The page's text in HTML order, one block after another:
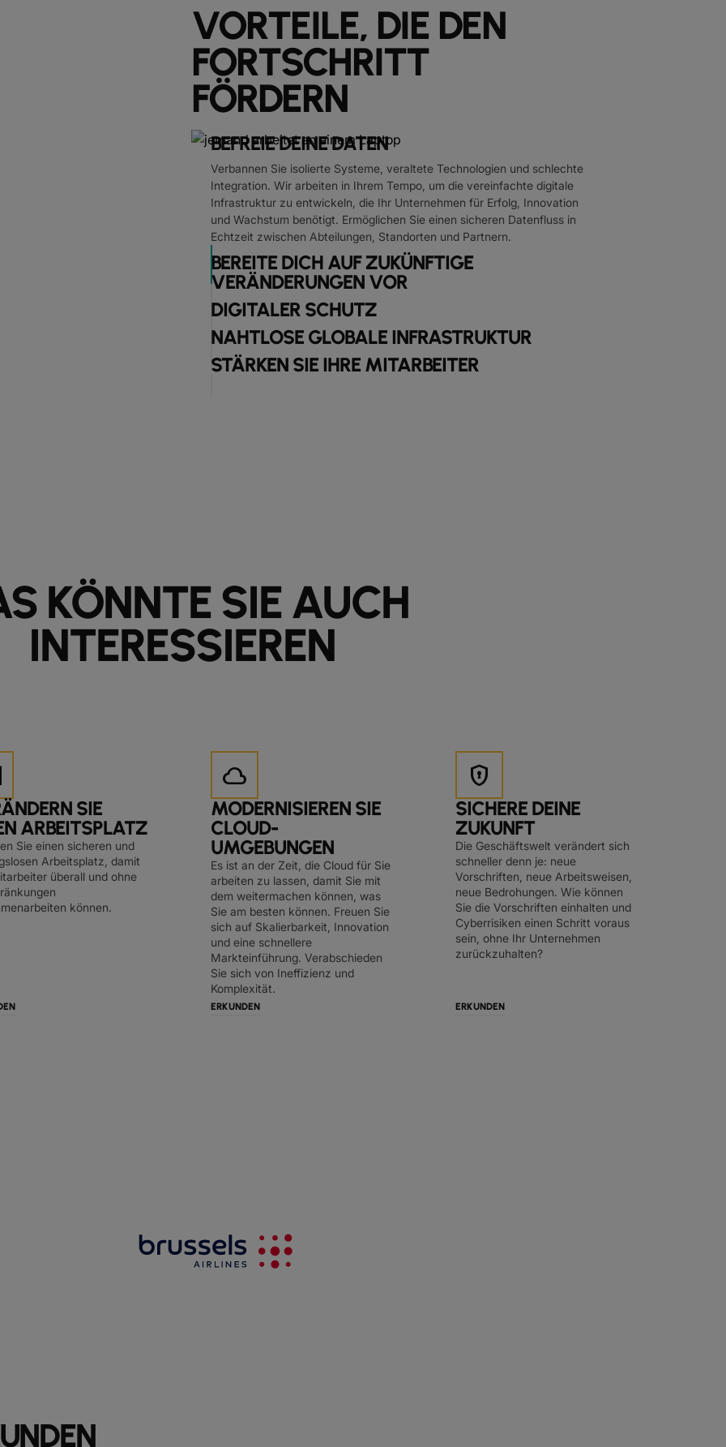
VORTEILE, DIE DEN
FORTSCHRITT
FÖRDERN
BEFREIE DEINE DATEN
Verbannen Sie isolierte Systeme, veraltete Technologien und schlechte
Integration. Wir arbeiten in Ihrem Tempo, um die vereinfachte digitale
Infrastruktur zu entwickeln, die Ihr Unternehmen für Erfolg, Innovation
und Wachstum benötigt. Ermöglichen Sie einen sicheren Datenfluss in
Echtzeit zwischen Abteilungen, Standorten und Partnern.
BEREITE DICH AUF ZUKÜNFTIGE
VERÄNDERUNGEN VOR
DIGITALER SCHUTZ
NAHTLOSE GLOBALE INFRASTRUKTUR
STÄRKEN SIE IHRE MITARBEITER
KÖNNTE SIE AUCH
INTERESSIEREN
SIE
ARBEITSPLATZ
Sie einen sicheren und
Arbeitsplatz, damit
überall und ohne
können.
cloud
MODERNISIEREN SIE
CLOUD-
UMGEBUNGEN
Es ist an der Zeit, die Cloud für Sie
arbeiten zu lassen, damit Sie mit
dem weitermachen können, was
Sie am besten können. Freuen Sie
sich auf Skalierbarkeit, Innovation
und eine schnellere
Markteinführung. Verabschieden
Sie sich von Ineffizienz und
Komplexität.
ERKUNDEN
encrypted
SICHERE DEINE
ZUKUNFT
Die Geschäftswelt verändert sich
schneller denn je: neue
Vorschriften, neue Arbeitsweisen,
neue Bedrohungen. Wie können
Sie die Vorschriften einhalten und
Cyberrisiken einen Schritt voraus
sein, ohne Ihr Unternehmen
zurückzuhalten?
ERKUNDEN